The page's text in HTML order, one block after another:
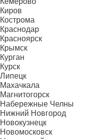
Киров
Кострома
Краснодар
Красноярск
Крымск
Курган
Курск
Липецк
Махачкала
Магнитогорск
Набережные Челны
Нижний Новгород
Новокузнецк
Новомосковск